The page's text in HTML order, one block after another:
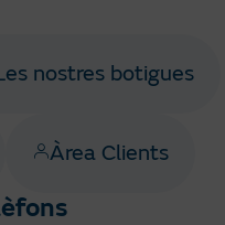
nostres botigues
Àrea Clients